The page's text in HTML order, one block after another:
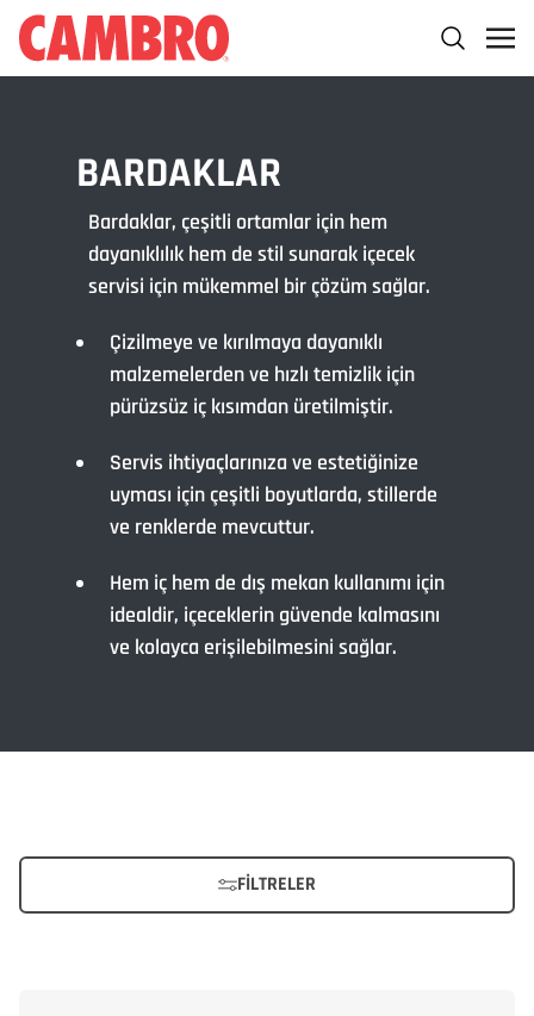
BARDAKLAR
Bardaklar, çeşitli ortamlar için hem
dayanıklılık hem de stil sunarak içecek
servisi için mükemmel bir çözüm sağlar.
Çizilmeye ve kırılmaya dayanıklı
malzemelerden ve hızlı temizlik için
pürüzsüz iç kısımdan üretilmiştir.
Servis ihtiyaçlarınıza ve estetiğinize
uyması için çeşitli boyutlarda, stillerde
ve renklerde mevcuttur.
Hem iç hem de dış mekan kullanımı için
idealdir, içeceklerin güvende kalmasını
ve kolayca erişilebilmesini sağlar.
FILTRELER